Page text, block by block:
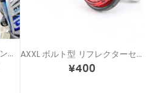
30種類以上のデザイン！タンクのドレスアップ＆傷防止！カスタム タンクパッド AXXL ボルト型 リフレクターセット
¥400